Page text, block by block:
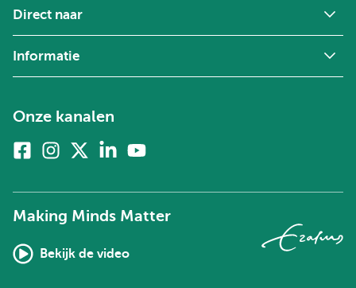
Direct naar
Informatie
Onze kanalen
FacebookInstagram
twitter)
Linkedin
Making Minds Matter
Bekijk de video